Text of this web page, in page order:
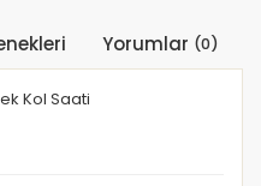
Yorumlar (0)
Kol Saati